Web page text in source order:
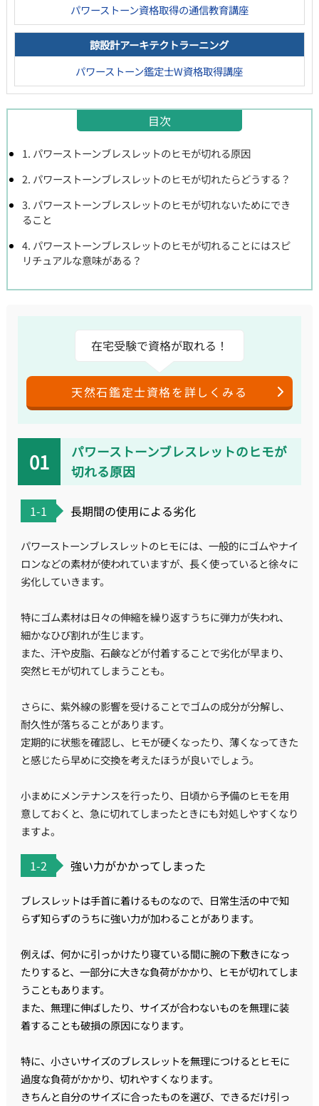
パワーストーン資格取得の通信教育講座
諒設計アーキテクトラーニング
パワーストーン鑑定士W資格取得講座
目次
1. パワーストーンブレスレットのヒモが切れる原因
2. パワーストーンブレスレットのヒモが切れたらどうする？
3. パワーストーンブレスレットのヒモが切れないためにでき
ること
4. パワーストーンブレスレットのヒモが切れることにはスピ
リチュアルな意味がある？
在宅受験で資格が取れる！
天然石鑑定士資格を詳しくみる
パワーストーンブレスレットのヒモが
切れる原因
1-1 長期間の使用による劣化
パワーストーンブレスレットのヒモには、一般的にゴムやナイ
ロンなどの素材が使われていますが、長く使っていると徐々に
劣化していきます。
特にゴム素材は日々の伸縮を繰り返すうちに弾力が失われ、
細かなひび割れが生じます。
また、汗や皮脂、石鹸などが付着することで劣化が早まり、
突然ヒモが切れてしまうことも。
さらに、紫外線の影響を受けることでゴムの成分が分解し、
耐久性が落ちることがあります。
定期的に状態を確認し、ヒモが硬くなったり、薄くなってきた
と感じたら早めに交換を考えたほうが良いでしょう。
小まめにメンテナンスを行ったり、日頃から予備のヒモを用
意しておくと、急に切れてしまったときにも対処しやすくなり
ますよ。
1-2 強い力がかかってしまった
ブレスレットは手首に着けるものなので、日常生活の中で知
らず知らずのうちに強い力が加わることがあります。
例えば、何かに引っかけたり寝ている間に腕の下敷きになっ
たりすると、一部分に大きな負荷がかかり、ヒモが切れてしま
うこともあります。
また、無理に伸ばしたり、サイズが合わないものを無理に装
着することも破損の原因になります。
特に、小さいサイズのブレスレットを無理につけるとヒモに
過度な負荷がかかり、切れやすくなります。
きちんと自分のサイズに合ったものを選び、できるだけ引っ